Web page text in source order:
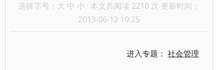
选择字号： 大 中 小 本文共阅读 2210 次 更新时间：
2013-06-12 10:25
进入专题：社会管理